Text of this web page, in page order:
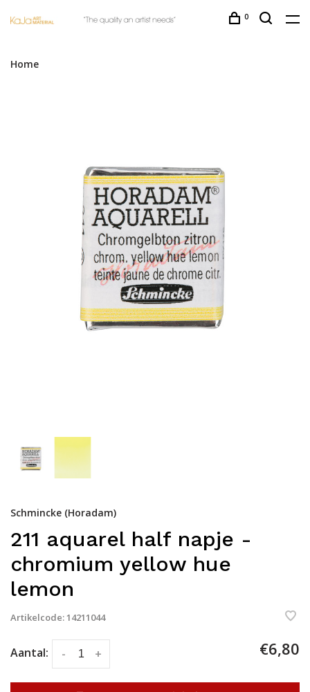
0
Home
Schmincke (Horadam)
211 aquarel half napje -
chromium yellow hue
lemon
Artikelcode:14211044
Aantal: +
- €6,80